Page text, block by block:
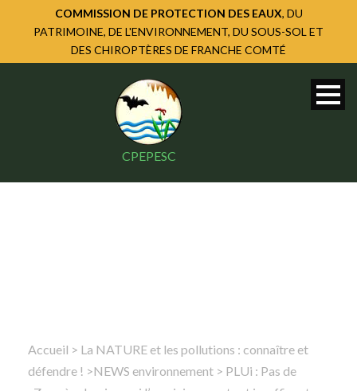
COMMISSION DE PROTECTION DES EAUX, DU
PATRIMOINE, DE L'ENVIRONNEMENT, DU SOUS-SOL ET
DES CHIROPTÈRES DE FRANCHE COMTÉ
CPEPESC
Accueil > La NATURE et les pollutions : connaître et
défendre ! >NEWS environnement > PLUi : Pas de